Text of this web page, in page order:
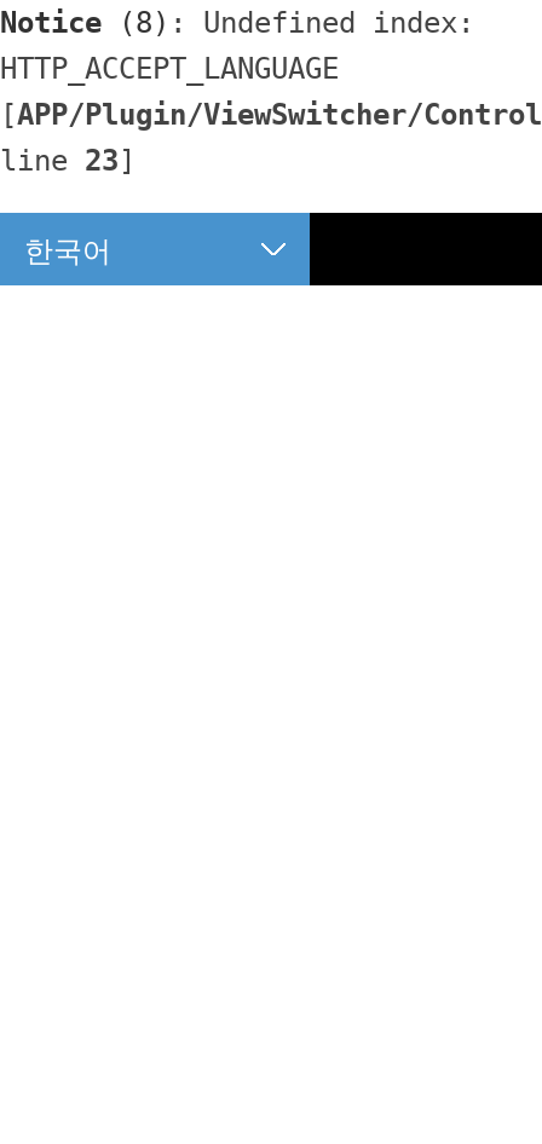
Notice (8) : Undefined index:
HTTP_ACCEPT_LANGUAGE
[APP/Plugin/ViewSwitcher/
line 23]
한국어